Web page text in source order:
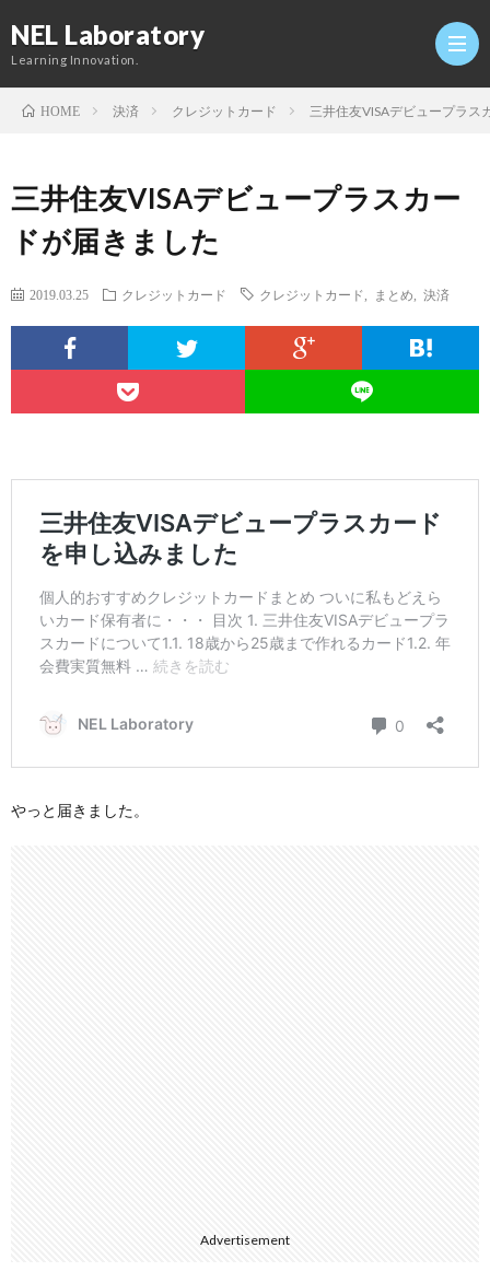
NEL Laboratory
Learning Innovation.
HOME 決済 クレジットカード 三井住友VISAデビュープラス
三井住友VISAデビュープラスカー
ドが届きました
2019.03.25 クレジットカード クレジットカード まとめ 決済
やっと届きました。
Advertisement